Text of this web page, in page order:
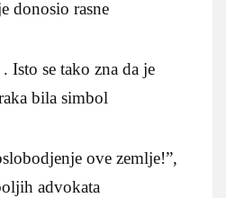
donosio rasne
Isto se tako zna da je
bila simbol
ove zemlje!”,
advokata